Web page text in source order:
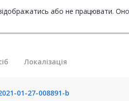
або не працювати.
Локалізація
01-27-008891-b